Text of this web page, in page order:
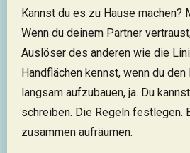
Kannst du es zu Hause machen?
Wenn du deinem Partner
Auslöser des anderen wie die
Handflächen kennst, wenn du
langsam aufzubauen, ja. Du
schreiben. Die Regeln festlegen.
zusammen aufräumen.